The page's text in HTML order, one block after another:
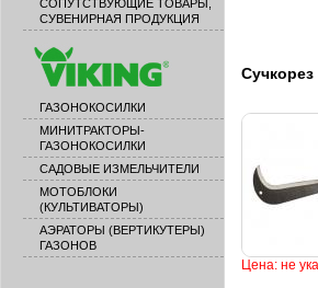
СОПУТСТВУЮЩИЕ ТОВАРЫ,
СУВЕНИРНАЯ ПРОДУКЦИЯ
ГАЗОНОКОСИЛКИ
МИНИТРАКТОРЫ-
ГАЗОНОКОСИЛКИ
САДОВЫЕ ИЗМЕЛЬЧИТЕЛИ
МОТОБЛОКИ
(КУЛЬТИВАТОРЫ)
АЭРАТОРЫ (ВЕРТИКУТЕРЫ)
ГАЗОНОВ
Сучкорез
Цена: не